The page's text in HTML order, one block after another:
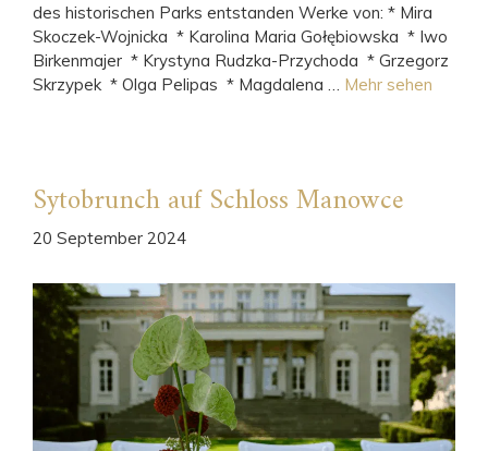
des historischen Parks entstanden Werke von: * Mira
Skoczek-Wojnicka * Karolina Maria Gołębiowska * Iwo
Birkenmajer * Krystyna Rudzka-Przychoda * Grzegorz
Skrzypek * Olga Pelipas * Magdalena … Mehr sehen
Sytobrunch auf Schloss Manowce
20 September 2024